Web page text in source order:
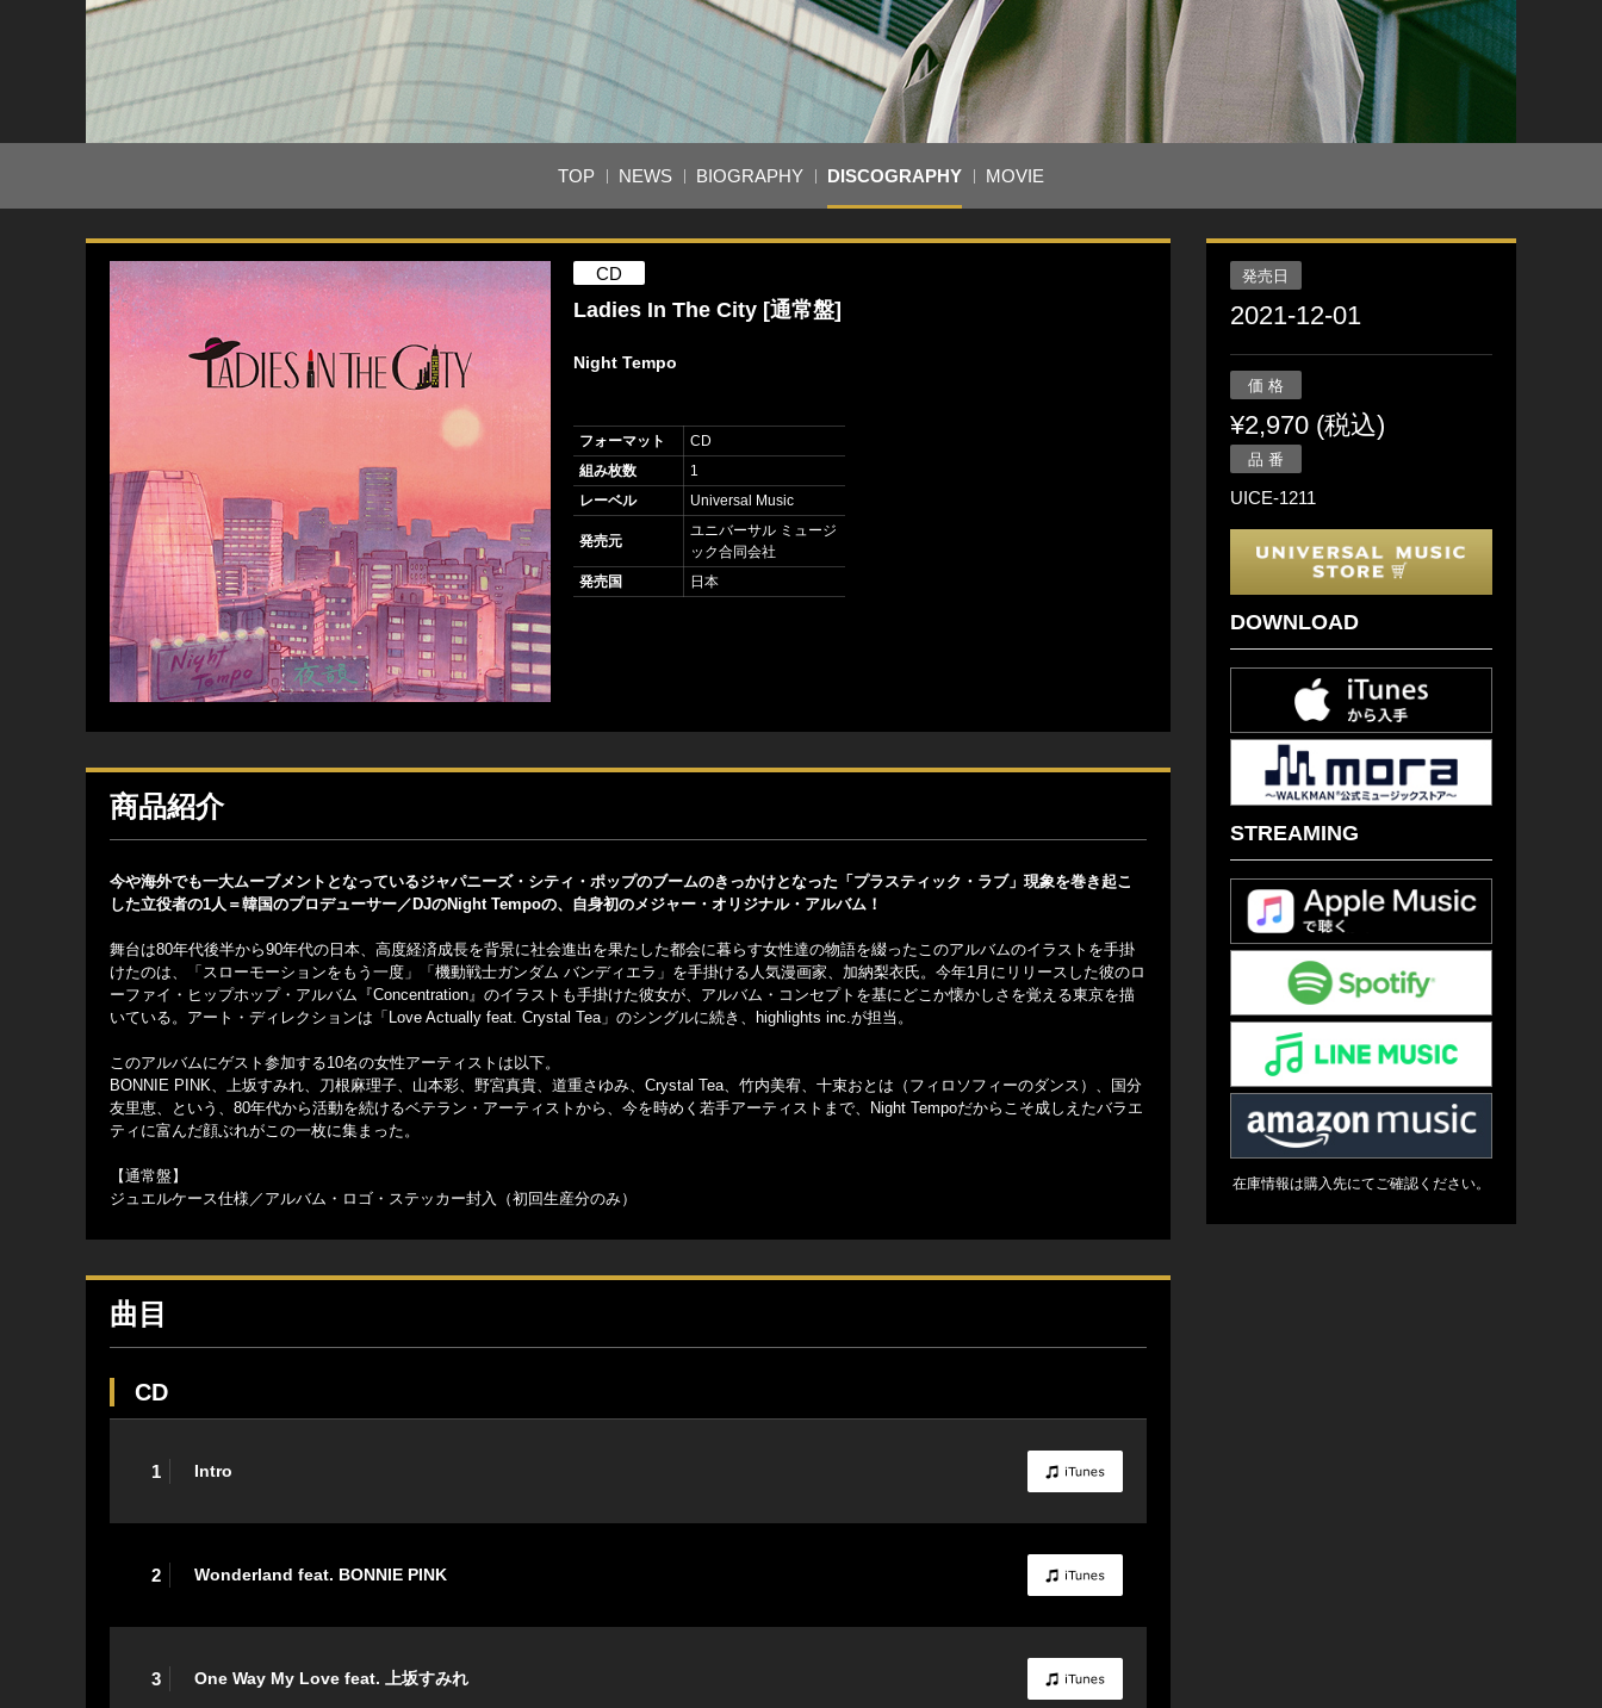
TOP NEWS BIOGRAPHY DISCOGRAPHY MOVIE
CD
Ladies In The City [通常盤]
Night Tempo
フォーマット
CD
組み枚数
1
レーベル
Universal Music
発売元
ユニバーサル ミュージ
ック合同会社
発売国
日本
商品紹介
今や海外でも一大ムーブメントとなっているジャパニーズ・シティ・ポップのブームのきっかけとなった「プラスティック・ラブ」現象を巻き起こ
した立役者の1人＝韓国のプロデューサー／DJのNight Tempoの、自身初のメジャー・オリジナル・アルバム！
舞台は80年代後半から90年代の日本、高度経済成長を背景に社会進出を果たした都会に暮らす女性達の物語を綴ったこのアルバムのイラストを手掛
けたのは、「スローモーションをもう一度」「機動戦士ガンダム バンディエラ」を手掛ける人気漫画家、加納梨衣氏。今年1月にリリースした彼のロ
ーファイ・ヒップホップ・アルバム『Concentration』のイラストも手掛けた彼女が、アルバム・コンセプトを基にどこか懐かしさを覚える東京を描
いている。アート・ディレクションは「Love Actually feat. Crystal Tea」のシングルに続き、highlights inc.が担当。
このアルバムにゲスト参加する10名の女性アーティストは以下。
BONNIE PINK、上坂すみれ、刀根麻理子、山本彩、野宮真貴、道重さゆみ、Crystal Tea、竹内美宥、十束おとは（フィロソフィーのダンス）、国分
友里恵、という、80年代から活動を続けるベテラン・アーティストから、今を時めく若手アーティストまで、Night Tempoだからこそ成しえたバラエ
ティに富んだ顔ぶれがこの一枚に集まった。
【通常盤】
ジュエルケース仕様／アルバム・ロゴ・ステッカー封入（初回生産分のみ）
曲目
CD
1 Intro
2 Wonderland feat. BONNIE PINK
3 One Way My Love feat. 上坂すみれ
発売日
2021-12-01
価 格
¥2,970 (税込)
品 番
UICE-1211
DOWNLOAD
STREAMING
在庫情報は購入先にてご確認ください。